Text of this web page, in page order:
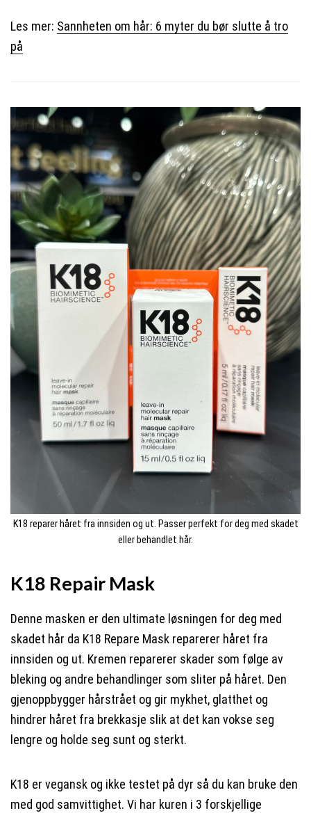
Les mer: Sannheten om hår: 6 myter du bør slutte å tro
på
K18 reparer håret fra innsiden og ut. Passer perfekt for deg med skadet
eller behandlet hår.
K18 Repair Mask
Denne masken er den ultimate løsningen for deg med
skadet hår da K18 Repare Mask reparerer håret fra
innsiden og ut. Kremen reparerer skader som følge av
bleking og andre behandlinger som sliter på håret. Den
gjenoppbygger hårstrået og gir mykhet, glatthet og
hindrer håret fra brekkasje slik at det kan vokse seg
lengre og holde seg sunt og sterkt.
K18 er vegansk og ikke testet på dyr så du kan bruke den
med god samvittighet. Vi har kuren i 3 forskjellige